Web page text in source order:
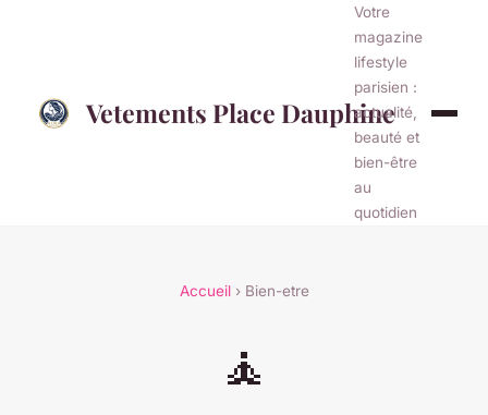
Vetements Place Dauphine
Votre
magazine
lifestyle
parisien :
actualité,
beauté et
bien-être
au
quotidien
Accueil› Bien-etre
🧘